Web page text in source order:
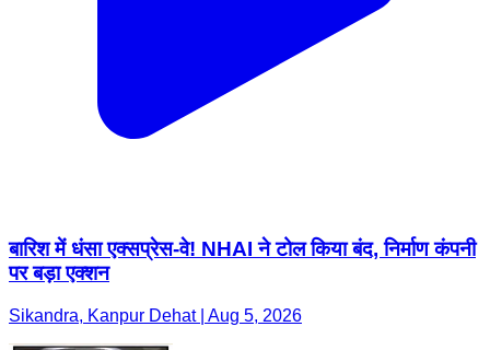
बारिश में धंसा एक्सप्रेस-वे! NHAI ने टोल किया बंद, निर्माण कंपनी
पर बड़ा एक्शन
Sikandra, Kanpur Dehat | Aug 5, 2026